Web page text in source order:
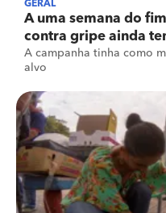
GERAL
A uma semana do
contra gripe ainda
A campanha tinha como
alvo